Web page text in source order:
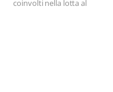
coinvolti nella lotta al